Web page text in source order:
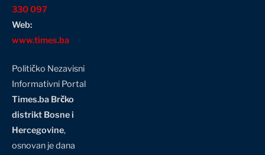
330 097
Web:
www.times.ba
Političko Nezavisni
Informativni Portal
Times.ba Brčko
distrikt Bosne i
Hercegovine,
osnovan je dana